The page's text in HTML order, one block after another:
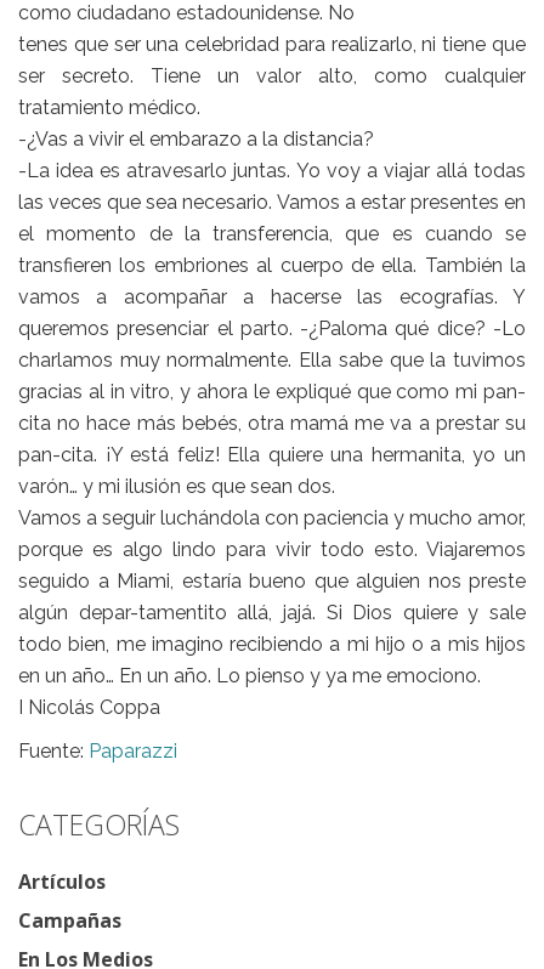
como ciudadano estadounidense. No
tenes que ser una celebridad para realizarlo, ni tiene que
ser secreto. Tiene un valor alto, como cualquier
tratamiento médico.
-¿Vas a vivir el embarazo a la distancia?
-La idea es atravesarlo juntas. Yo voy a viajar allá todas
las veces que sea necesario. Vamos a estar presentes en
el momento de la transferencia, que es cuando se
transfieren los embriones al cuerpo de ella. También la
vamos a acompañar a hacerse las ecografías. Y
queremos presenciar el parto. -¿Paloma qué dice? -Lo
charlamos muy normalmente. Ella sabe que la tuvimos
gracias al in vitro, y ahora le expliqué que como mi pan-
cita no hace más bebés, otra mamá me va a prestar su
pan-cita. ¡Y está feliz! Ella quiere una hermanita, yo un
varón… y mi ilusión es que sean dos.
Vamos a seguir luchándola con paciencia y mucho amor,
porque es algo lindo para vivir todo esto. Viajaremos
seguido a Miami, estaría bueno que alguien nos preste
algún depar-tamentito allá, jajá. Si Dios quiere y sale
todo bien, me imagino recibiendo a mi hijo o a mis hijos
en un año… En un año. Lo pienso y ya me emociono.
I Nicolás Coppa
Fuente: Paparazzi
CATEGORÍAS
Artículos
Campañas
En Los Medios